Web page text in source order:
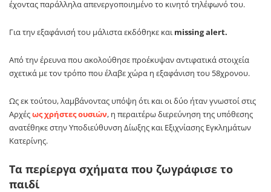
έχοντας παράλληλα απενεργοποιημένο το κινητό τηλέφωνό του.
Για την εξαφάνισή του μάλιστα εκδόθηκε καιmissing alert.
Από την έρευνα που ακολούθησε προέκυψαν αντιφατικά στοιχεία
σχετικά με τον τρόπο που έλαβε χώρα η εξαφάνιση του 58χρονου.
Ως εκ τούτου, λαμβάνοντας υπόψη ότι και οι δύο ήταν γνωστοί στις
Αρχέςως χρήστες ουσιών, η περαιτέρω διερεύνηση της υπόθεσης
ανατέθηκε στην Υποδιεύθυνση Δίωξης και Εξιχνίασης Εγκλημάτων
Κατερίνης.
Τα περίεργα σχήματα που ζωγράφισε το
παιδί